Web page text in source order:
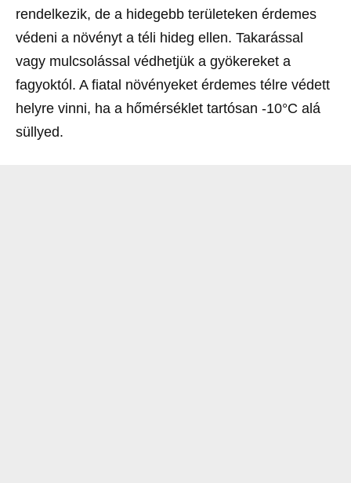
rendelkezik, de a hidegebb területeken érdemes
védeni a növényt a téli hideg ellen. Takarással
vagy mulcsolással védhetjük a gyökereket a
fagyoktól. A fiatal növényeket érdemes télre védett
helyre vinni, ha a hőmérséklet tartósan -10°C alá
süllyed.